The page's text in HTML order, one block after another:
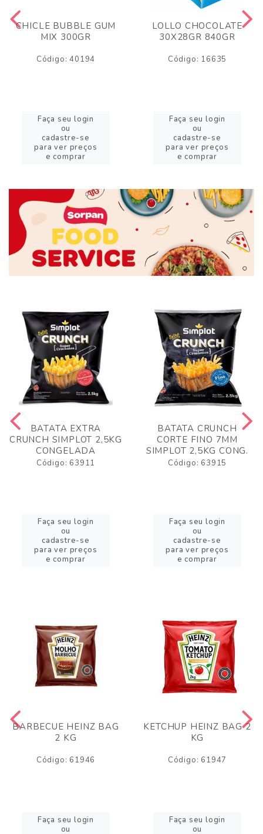
CHICLE BUBBLE GUM
MIX 300GR
Código: 40194
Faça seu login
ou
cadastre-se
para ver preços
e comprar
LOLLO CHOCOLATE
30X28GR 840GR
Código: 16635
Faça seu login
ou
cadastre-se
para ver preços
e comprar
BATATA EXTRA
CRUNCH SIMPLOT 2,5KG
CONGELADA
Código: 63911
Faça seu login
ou
cadastre-se
para ver preços
e comprar
BATATA CRUNCH
CORTE FINO 7MM
SIMPLOT 2,5KG CONG.
Código: 63915
Faça seu login
ou
cadastre-se
para ver preços
e comprar
BARBECUE HEINZ BAG
2 KG
Código: 61946
Faça seu login
ou
KETCHUP HEINZ BAG 2
KG
Código: 61947
Faça seu login
ou